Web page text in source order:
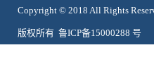
Copyright © 2018 All Rights
版权所有 鲁ICP备15000288 号